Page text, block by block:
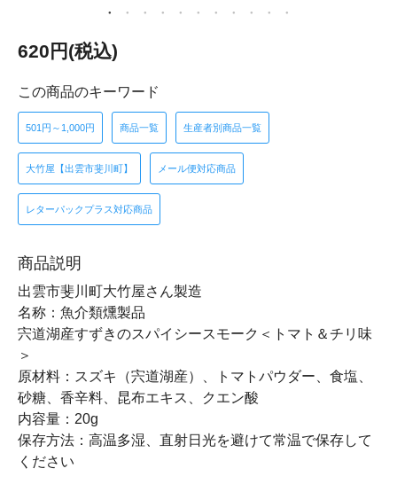
620円(税込)
この商品のキーワード
501円～1,000円 商品一覧 生産者別商品一覧
大竹屋【出雲市斐川町】 メール便対応商品
レターパックプラス対応商品
商品説明
出雲市斐川町大竹屋さん製造
名称：魚介類燻製品
宍道湖産すずきのスパイシースモーク＜トマト＆チリ味
＞
原材料：スズキ（宍道湖産）、トマトパウダー、食塩、
砂糖、香辛料、昆布エキス、クエン酸
内容量：20g
保存方法：高温多湿、直射日光を避けて常温で保存して
ください